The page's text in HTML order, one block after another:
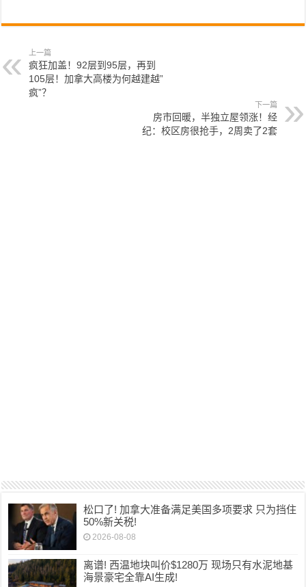
上一篇
疯狂加盖！92层到95层，再到
105层！加拿大高楼为何越建越”
疯”？
下一篇
房市回暖，半独立屋领涨！经
纪：校区房很抢手，2周卖了2套
松口了! 加拿大准备满足美国多项要求 只为挡住
50%新关税!
2026-08-08
离谱! 西温地块叫价$1280万 现场只有水泥地基
海景豪宅全靠AI生成!